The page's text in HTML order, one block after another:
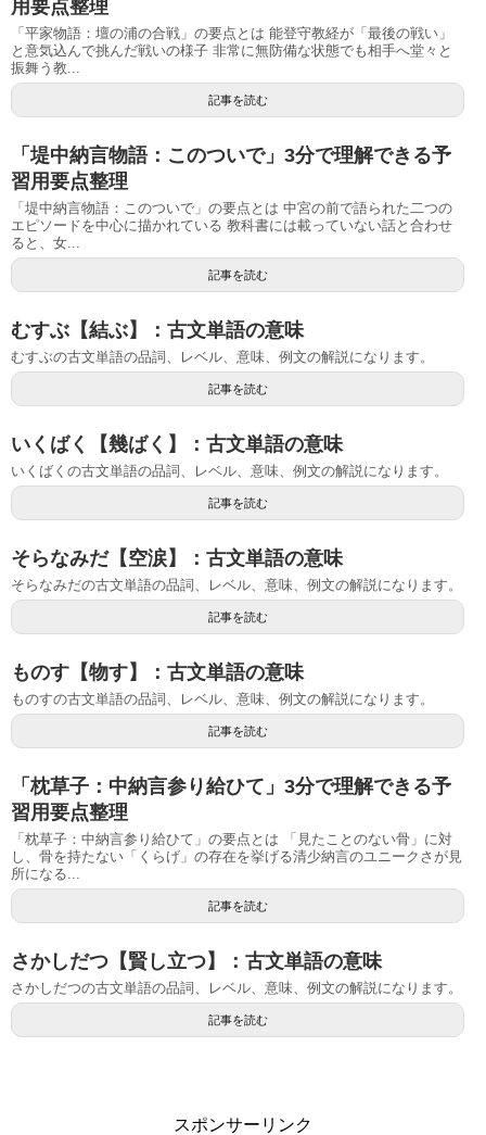
用要点整理
「平家物語：壇の浦の合戦」の要点とは 能登守教経が「最後の戦い」
と意気込んで挑んだ戦いの様子 非常に無防備な状態でも相手へ堂々と
振舞う教...
記事を読む
「堤中納言物語：このついで」3分で理解できる予
習用要点整理
「堤中納言物語：このついで」の要点とは 中宮の前で語られた二つの
エピソードを中心に描かれている 教科書には載っていない話と合わせ
ると、女...
記事を読む
むすぶ【結ぶ】：古文単語の意味
むすぶの古文単語の品詞、レベル、意味、例文の解説になります。
記事を読む
いくばく【幾ばく】：古文単語の意味
いくばくの古文単語の品詞、レベル、意味、例文の解説になります。
記事を読む
そらなみだ【空涙】：古文単語の意味
そらなみだの古文単語の品詞、レベル、意味、例文の解説になります。
記事を読む
ものす【物す】：古文単語の意味
ものすの古文単語の品詞、レベル、意味、例文の解説になります。
記事を読む
「枕草子：中納言参り給ひて」3分で理解できる予
習用要点整理
「枕草子：中納言参り給ひて」の要点とは 「見たことのない骨」に対
し、骨を持たない「くらげ」の存在を挙げる清少納言のユニークさが見
所になる...
記事を読む
さかしだつ【賢し立つ】：古文単語の意味
さかしだつの古文単語の品詞、レベル、意味、例文の解説になります。
記事を読む
スポンサーリンク